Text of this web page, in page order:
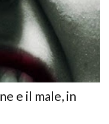
e il male, in